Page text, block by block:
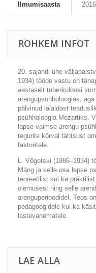
Ilmumisaasta 2016
ROHKEM INFOT
20. sajandi ühe
1934) tööde vastu on
aastaselt tuberkuloosi
arengupsühholoogias,
pälvinud laialdast
psühholoogia Mozartiks.
lapse vaimse arengu
tegurite kõrval tähtsust
faktoritele.
L. Võgotski (1986–1934)
Mäng ja selle osa lapse
teoreetilist kui ka
olemusest ning selle
arenguperioodidel. Teos
pedagoogidele kui ka
lastevanematele.
LAE ALLA